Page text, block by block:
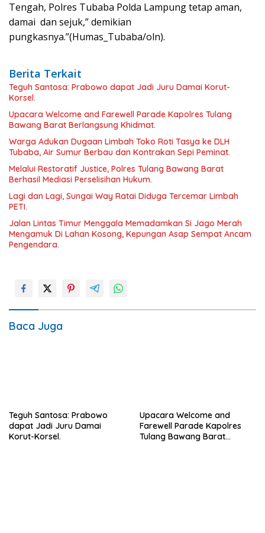
Tengah, Polres Tubaba Polda Lampung tetap aman,
damai dan sejuk,” demikian
pungkasnya.”(Humas_Tubaba/oln).
Berita Terkait
Teguh Santosa: Prabowo dapat Jadi Juru Damai Korut-
Korsel.
Upacara Welcome and Farewell Parade Kapolres Tulang
Bawang Barat Berlangsung Khidmat.
Warga Adukan Dugaan Limbah Toko Roti Tasya ke DLH
Tubaba, Air Sumur Berbau dan Kontrakan Sepi Peminat.
Melalui Restoratif Justice, Polres Tulang Bawang Barat
Berhasil Mediasi Perselisihan Hukum.
Lagi dan Lagi, Sungai Way Ratai Diduga Tercemar Limbah
PETI.
Jalan Lintas Timur Menggala Memadamkan Si Jago Merah
Mengamuk Di Lahan Kosong, Kepungan Asap Sempat Ancam
Pengendara.
Baca Juga
Teguh Santosa: Prabowo
dapat Jadi Juru Damai
Korut-Korsel.
Upacara Welcome and
Farewell Parade Kapolres
Tulang Bawang Barat